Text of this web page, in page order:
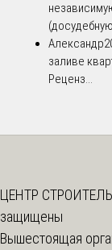
заливе
Реценз...
ЦЕНТР
защищены
Вышестоящая